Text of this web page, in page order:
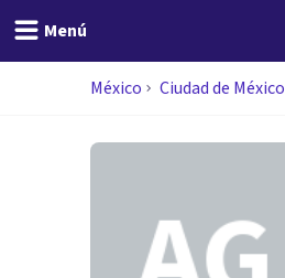
Menú
México Ciudad de México